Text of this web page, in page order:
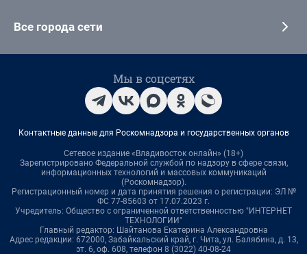
Все города сети
Мы в соцсетях
Контактные данные для Роскомнадзора и государственных органов
Сетевое издание «Владивосток онлайн» (18+)
Зарегистрировано Федеральной службой по надзору в сфере связи,
информационных технологий и массовых коммуникаций
(Роскомнадзор).
Регистрационный номер и дата принятия решения о регистрации: ЭЛ №
ФС 77-85603 от 17.07.2023 г.
Учредитель: Общество с ограниченной ответственностью "ИНТЕРНЕТ
ТЕХНОЛОГИИ"
Главный редактор: Шайтанова Екатерина Александровна
Адрес редакции: 672000, Забайкальский край, г. Чита, ул. Балябина, д. 13,
эт. 6, оф. 608, телефон 8 (3022) 40-08-24